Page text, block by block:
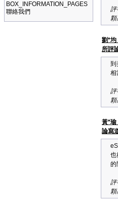
BOX_INFORMATION_PAGES
聯絡我們
評
顆
劉*均
所評
到
相
評
顆
黃*瑜
論寫
也
的
評
顆